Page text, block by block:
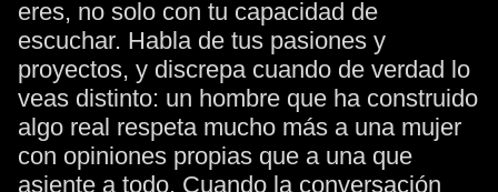
eres, no solo con tu capacidad de
escuchar. Habla de tus pasiones y
proyectos, y discrepa cuando de verdad lo
veas distinto: un hombre que ha construido
algo real respeta mucho más a una mujer
con opiniones propias que a una que
asiente a todo. Cuando la conversación